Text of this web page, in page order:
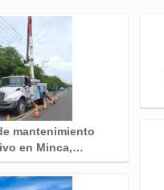
mantenimiento
en Minca,…